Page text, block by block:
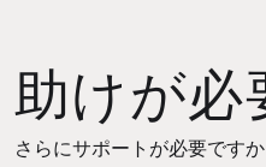
助けが必
さらにサポートが必要です